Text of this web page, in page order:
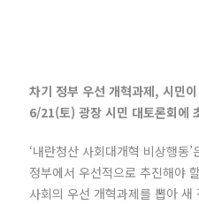
차기 정부 우선 개혁과제, 시민
6/21(토) 광장 시민 대토론회에
‘내란청산 사회대개혁 비상행동
정부에서 우선적으로 추진해야
사회의 우선 개혁과제를 뽑아 새